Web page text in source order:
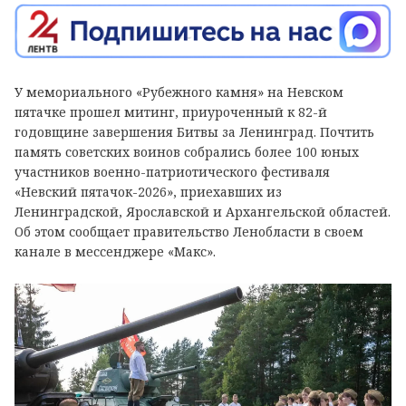
У мемориального «Рубежного камня» на Невском
пятачке прошел митинг, приуроченный к 82-й
годовщине завершения Битвы за Ленинград. Почтить
память советских воинов собрались более 100 юных
участников военно-патриотического фестиваля
«Невский пятачок-2026», приехавших из
Ленинградской, Ярославской и Архангельской областей.
Об этом сообщает правительство Ленобласти в своем
канале в мессенджере «Макс».